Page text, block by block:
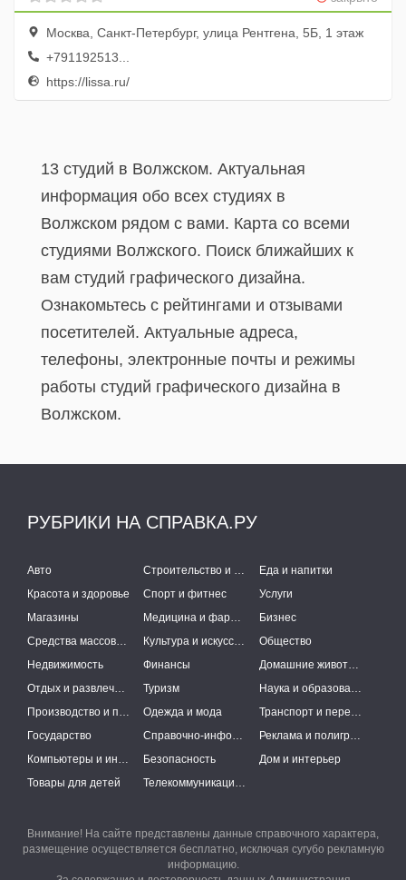
Москва, Санкт-Петербург, улица Рентгена, 5Б, 1 этаж
+791192513...
https://lissa.ru/
13 студий в Волжском. Актуальная
информация обо всех студиях в
Волжском рядом с вами. Карта со всеми
студиями Волжского. Поиск ближайших к
вам студий графического дизайна.
Ознакомьтесь с рейтингами и отзывами
посетителей. Актуальные адреса,
телефоны, электронные почты и режимы
работы студий графического дизайна в
Волжском.
РУБРИКИ НА СПРАВКА.РУ
Авто Строительство и ремонт
Еда и напитки
Красота и здоровье
Спорт и фитнес
Услуги
Магазины
Медицина и фармацевтика
Бизнес
Средства массовой информации
Культура и искусство
Общество
Недвижимость
Финансы
Домашние животные
Отдых и развлечения
Туризм
Наука и образование
Производство и поставки
Одежда и мода
Транспорт и перевозки
Государство
Справочно-информационные системы
Реклама и полиграфия
Компьютеры и интернет
Безопасность
Дом и интерьер
Товары для детей
Телекоммуникации и связь
Внимание! На сайте представлены данные справочного характера,
размещение осуществляется бесплатно, исключая сугубо рекламную
информацию.